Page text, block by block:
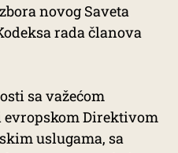
novog Saveta
rada članova
sa važećom
Direktivom
uslugama, sa